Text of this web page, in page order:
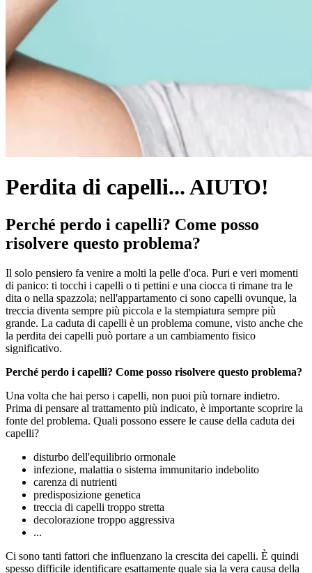
Perdita di capelli... AIUTO!
Perché perdo i capelli? Come posso
risolvere questo problema?
Il solo pensiero fa venire a molti la pelle d'oca. Puri e veri momenti
di panico: ti tocchi i capelli o ti pettini e una ciocca ti rimane tra le
dita o nella spazzola; nell'appartamento ci sono capelli ovunque, la
treccia diventa sempre più piccola e la stempiatura sempre più
grande. La caduta di capelli è un problema comune, visto anche che
la perdita dei capelli può portare a un cambiamento fisico
significativo.
Perché perdo i capelli? Come posso risolvere questo problema?
Una volta che hai perso i capelli, non puoi più tornare indietro.
Prima di pensare al trattamento più indicato, è importante scoprire la
fonte del problema. Quali possono essere le cause della caduta dei
capelli?
disturbo dell'equilibrio ormonale
infezione, malattia o sistema immunitario indebolito
carenza di nutrienti
predisposizione genetica
treccia di capelli troppo stretta
decolorazione troppo aggressiva
...
Ci sono tanti fattori che influenzano la crescita dei capelli. È quindi
spesso difficile identificare esattamente quale sia la vera causa della